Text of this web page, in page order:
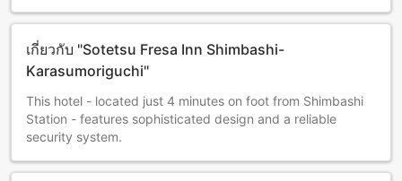
เกี่ยวกับ "Sotetsu Fresa Inn Shimbashi-
Karasumoriguchi"
This hotel - located just 4 minutes on foot from Shimbashi
Station - features sophisticated design and a reliable
security system.